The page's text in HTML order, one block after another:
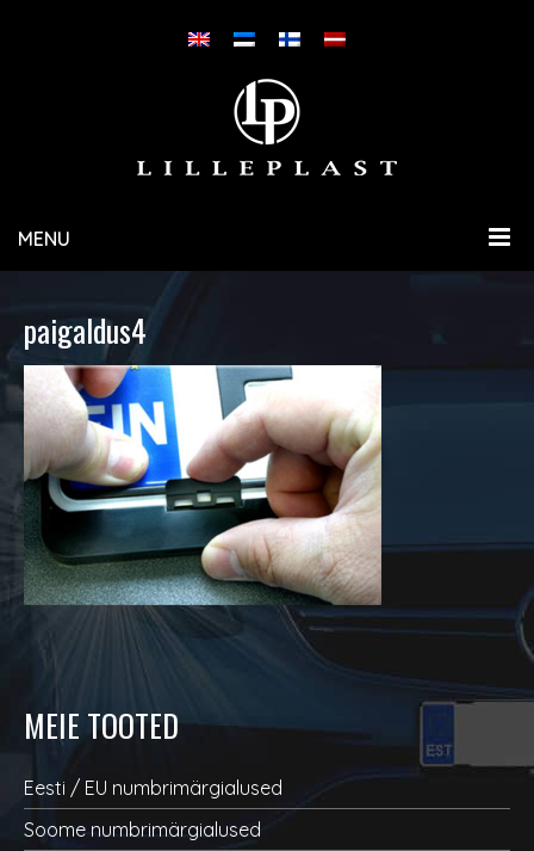
MENU
paigaldus4
MEIE TOOTED
Eesti / EU numbrimärgialused
Soome numbrimärgialused